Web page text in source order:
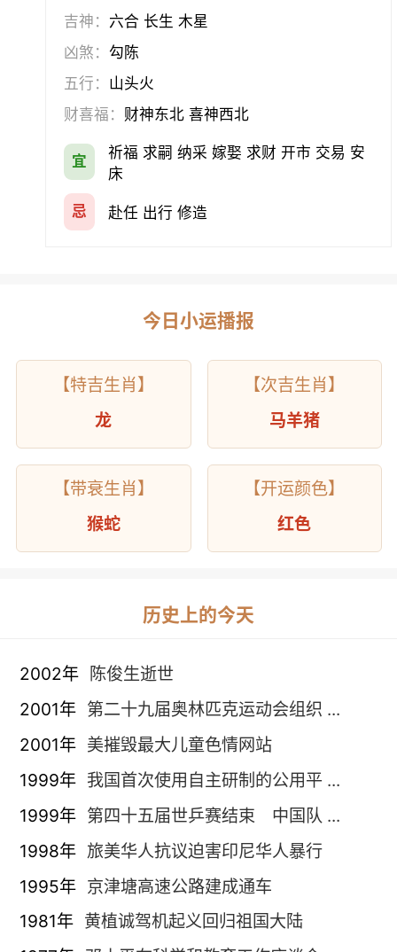
吉神： 六合 长生 木星
凶煞： 勾陈
五行： 山头火
财喜福： 财神东北 喜神西北
宜
祈福 求嗣 纳采 嫁娶 求财 开市 交易 安
床
忌 赴任 出行 修造
今日小运播报
【特吉生肖】
龙
【次吉生肖】
马羊猪
【带衰生肖】
猴蛇
【开运颜色】
红色
历史上的今天
2002年 陈俊生逝世
2001年 第二十九届奥林匹克运动会组织 ...
2001年 美摧毁最大儿童色情网站
1999年 我国首次使用自主研制的公用平 ...
1999年 第四十五届世乒赛结束 中国队 ...
1998年 旅美华人抗议迫害印尼华人暴行
1995年 京津塘高速公路建成通车
1981年 黄植诚驾机起义回归祖国大陆